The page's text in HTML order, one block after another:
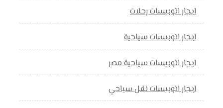
ايجار اتوبيسات رحلات
ايجار اتوبيسات سياحية
ايجار اتوبيسات سياحية مصر
ايجار اتوبيسات نقل سياحي